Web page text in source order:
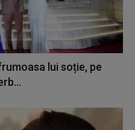
lui soție, pe